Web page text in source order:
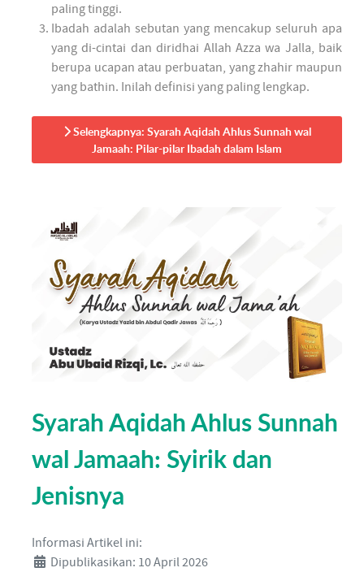
paling tinggi.
Ibadah adalah sebutan yang mencakup seluruh apa
yang di-cintai dan diridhai Allah Azza wa Jalla, baik
berupa ucapan atau perbuatan, yang zhahir maupun
yang bathin. Inilah definisi yang paling lengkap.
Selengkapnya: Syarah Aqidah Ahlus Sunnah wal
Jamaah: Pilar-pilar Ibadah dalam Islam
Syarah Aqidah Ahlus Sunnah
wal Jamaah: Syirik dan
Jenisnya
Informasi Artikel ini:
Dipublikasikan: 10 April 2026